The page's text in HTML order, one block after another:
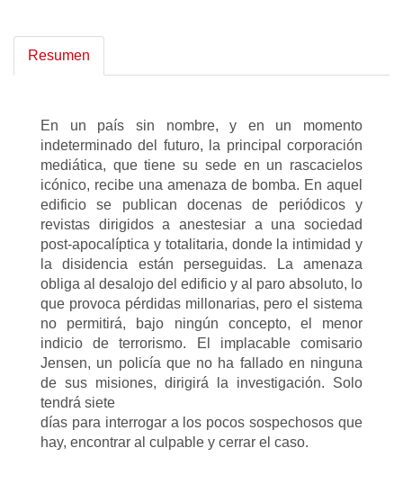
Resumen
En un país sin nombre, y en un momento
indeterminado del futuro, la principal corporación
mediática, que tiene su sede en un rascacielos
icónico, recibe una amenaza de bomba. En aquel
edificio se publican docenas de periódicos y
revistas dirigidos a anestesiar a una sociedad
post-apocalíptica y totalitaria, donde la intimidad y
la disidencia están perseguidas. La amenaza
obliga al desalojo del edificio y al paro absoluto, lo
que provoca pérdidas millonarias, pero el sistema
no permitirá, bajo ningún concepto, el menor
indicio de terrorismo. El implacable comisario
Jensen, un policía que no ha fallado en ninguna
de sus misiones, dirigirá la investigación. Solo
tendrá siete
días para interrogar a los pocos sospechosos que
hay, encontrar al culpable y cerrar el caso.